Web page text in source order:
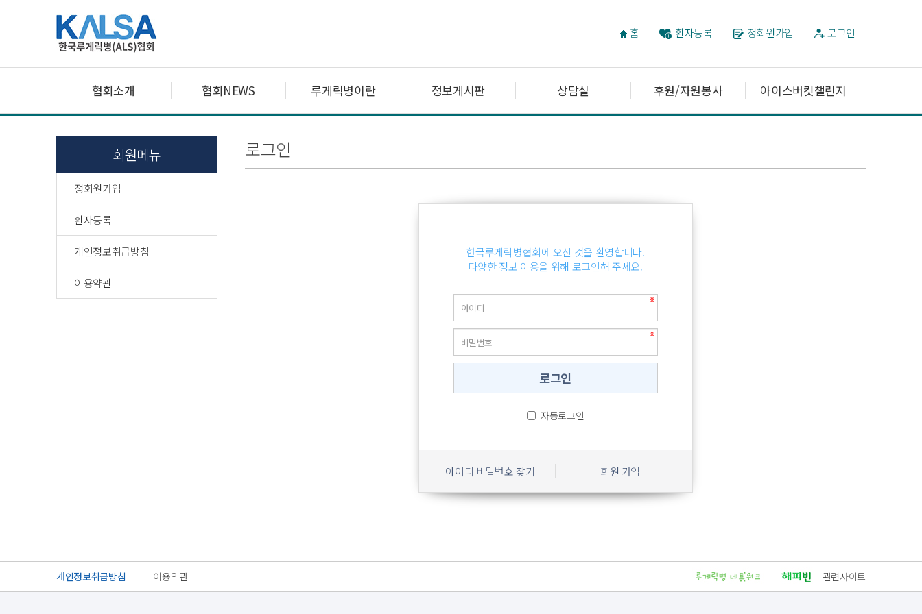
홈 환자등록 정회원가입 로그인
협회소개 협회NEWS 루게릭병이란 정보게시판 상담실 후원/자원봉사 아이스버킷챌린지
회원메뉴
정회원가입
환자등록
개인정보취급방침
이용약관
로그인
한국루게릭병협회에 오신 것을 환영합니다.
다양한 정보 이용을 위해 로그인해 주세요.
자동로그인
아이디 비밀번호 찾기 회원 가입
개인정보취급방침 이용약관 관련사이트